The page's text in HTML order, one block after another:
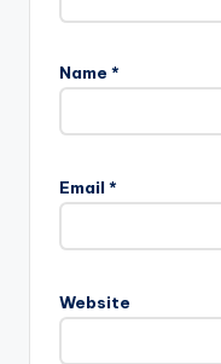
Name *
Email *
Website